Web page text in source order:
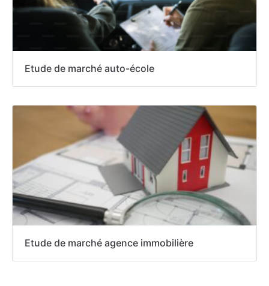
Etude de marché auto-école
Etude de marché agence immobilière